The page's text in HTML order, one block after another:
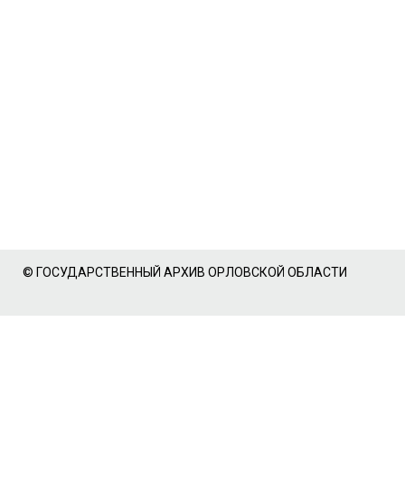
© ГОСУДАРСТВЕННЫЙ АРХИВ ОРЛОВСКОЙ ОБЛАСТИ